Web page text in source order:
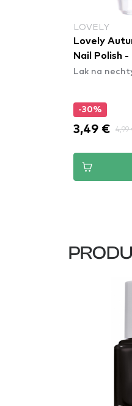
LOVELY
Lovely
Nail Polish -
Lak na
-30%
3,49 € 4,99